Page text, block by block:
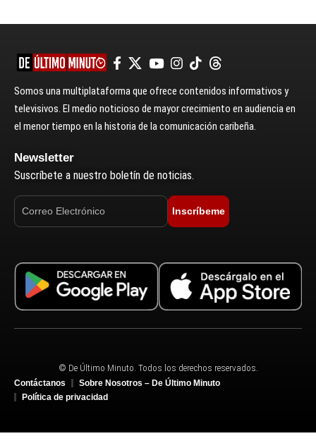
Somos una multiplataforma que ofrece contenidos informativos y
televisivos. El medio noticioso de mayor crecimiento en audiencia en
el menor tiempo en la historia de la comunicación caribeña.
Newsletter
Suscríbete a nuestro boletín de noticias.
Inscríbeme
© De Último Minuto. Todos los derechos reservados.
Contáctanos
Sobre Nosotros – De Último Minuto
Política de privacidad